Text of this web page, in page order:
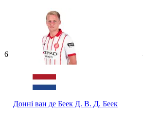
6
Донні ван де Беек Д. В. Д. Беек